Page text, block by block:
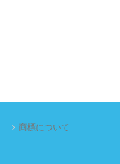
商標について